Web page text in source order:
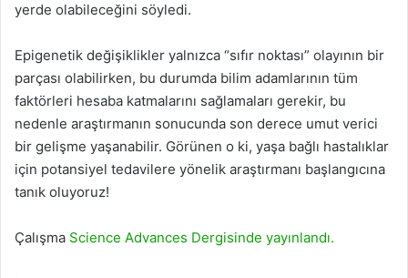
yerde olabileceğini söyledi.
Epigenetik değişiklikler yalnızca “sıfır noktası” olayının bir
parçası olabilirken, bu durumda bilim adamlarının tüm
faktörleri hesaba katmalarını sağlamaları gerekir, bu
nedenle araştırmanın sonucunda son derece umut verici
bir gelişme yaşanabilir. Görünen o ki, yaşa bağlı hastalıklar
için potansiyel tedavilere yönelik araştırmanı başlangıcına
tanık oluyoruz!
Çalışma Science Advances Dergisinde yayınlandı.